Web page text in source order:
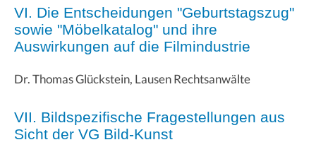
VI. Die Entscheidungen "Geburtstagszug"
sowie "Möbelkatalog" und ihre
Auswirkungen auf die Filmindustrie
Dr. Thomas Glückstein, Lausen Rechtsanwälte
VII. Bildspezifische Fragestellungen aus
Sicht der VG Bild-Kunst